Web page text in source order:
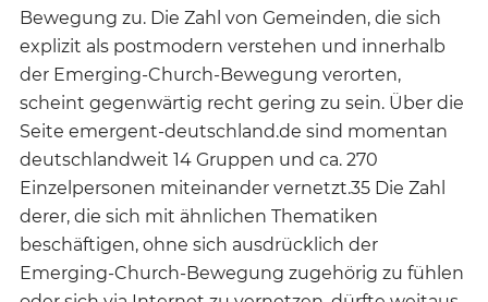
Bewegung zu. Die Zahl von Gemeinden, die sich
explizit als postmodern verstehen und innerhalb
der Emerging-Church-Bewegung verorten,
scheint gegenwärtig recht gering zu sein. Über die
Seite emergent-deutschland.de sind momentan
deutschlandweit 14 Gruppen und ca. 270
Einzelpersonen miteinander vernetzt.35 Die Zahl
derer, die sich mit ähnlichen Thematiken
beschäftigen, ohne sich ausdrücklich der
Emerging-Church-Bewegung zugehörig zu fühlen